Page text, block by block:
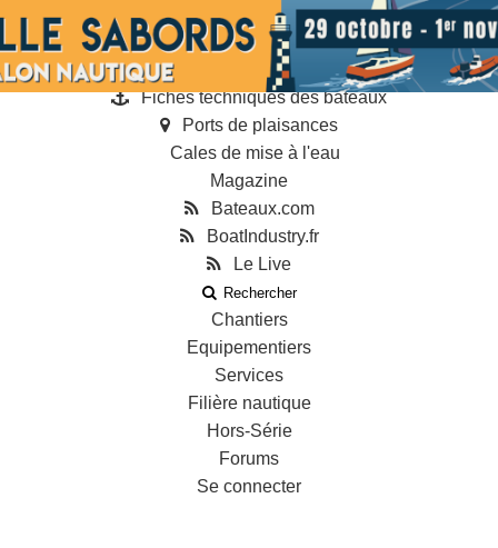
Annonces
Guides
Annuaire des professionnels
Fiches techniques des bateaux
Ports de plaisances
Cales de mise à l'eau
Magazine
Bateaux.com
BoatIndustry.fr
Le Live
Rechercher
Chantiers
Equipementiers
Services
Filière nautique
Hors-Série
Forums
Se connecter